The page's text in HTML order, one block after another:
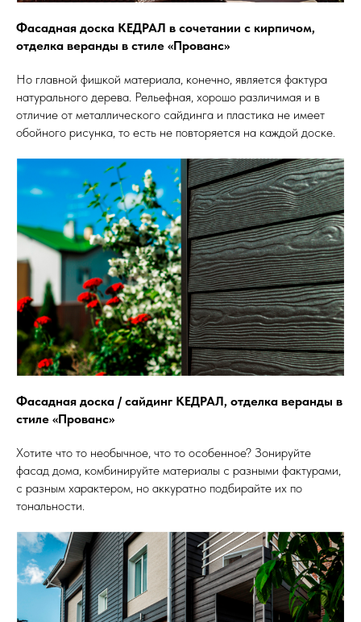
Фасадная доска КЕДРАЛ в сочетании с кирпичом,
отделка веранды в стиле «Прованс»
Но главной фишкой материала, конечно, является фактура
натурального дерева. Рельефная, хорошо различимая и в
отличие от металлического сайдинга и пластика не имеет
обойного рисунка, то есть не повторяется на каждой доске.
Фасадная доска / сайдинг КЕДРАЛ, отделка веранды в
стиле «Прованс»
Хотите что то необычное, что то особенное? Зонируйте
фасад дома, комбинируйте материалы с разными фактурами,
с разным характером, но аккуратно подбирайте их по
тональности.